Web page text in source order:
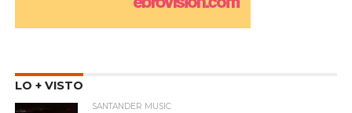
LO + VISTO
SANTANDER MUSIC